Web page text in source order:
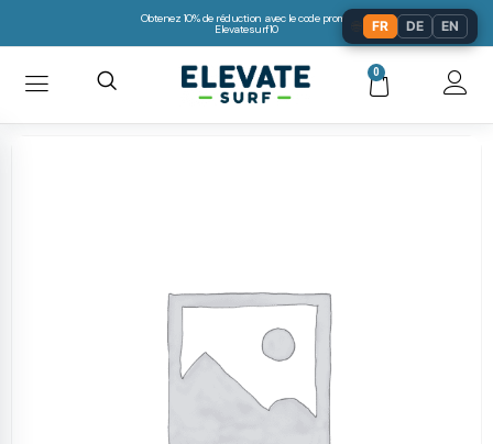
Obtenez 10% de réduction avec le code promo:
Elevatesurf10
0
FR DE EN